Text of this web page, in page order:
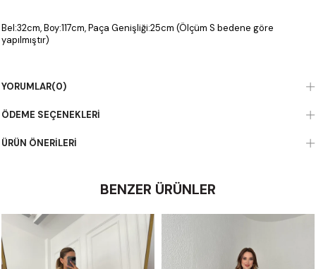
Bel:32cm, Boy:117cm, Paça Genişliği:25cm (Ölçüm S bedene göre
yapılmıştır)
Kumaş Bilgisi
%100 Polyester
YORUMLAR(0)
ÖDEME SEÇENEKLERI
ÜRÜN ÖNERILERI
BENZER ÜRÜNLER